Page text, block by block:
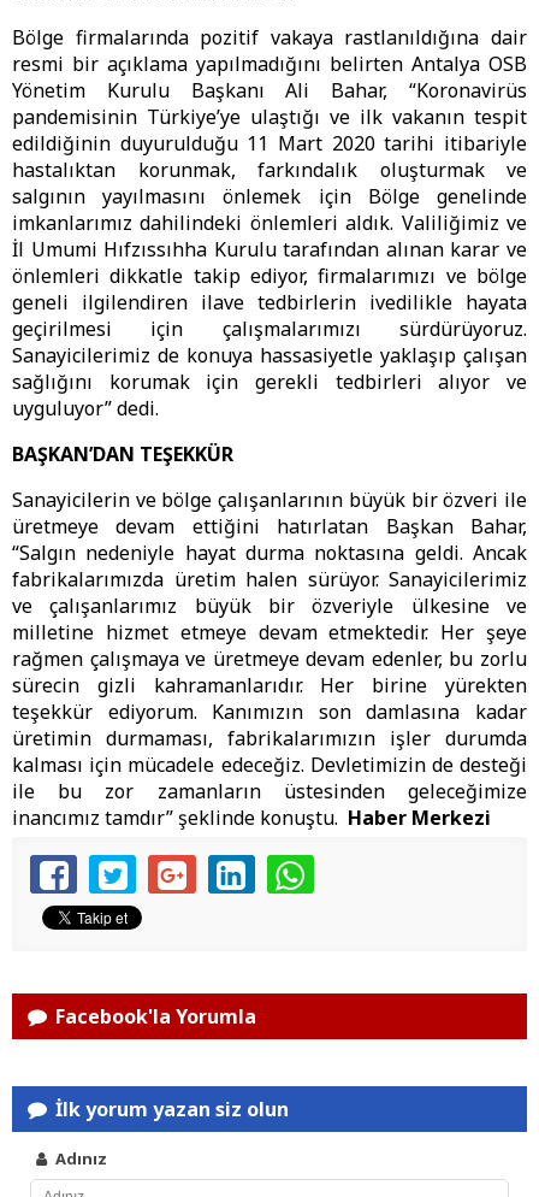
Bölge firmalarında pozitif vakaya rastlanıldığına dair
resmi bir açıklama yapılmadığını belirten Antalya OSB
Yönetim Kurulu Başkanı Ali Bahar, “Koronavirüs
pandemisinin Türkiye’ye ulaştığı ve ilk vakanın tespit
edildiğinin duyurulduğu 11 Mart 2020 tarihi itibariyle
hastalıktan korunmak, farkındalık oluşturmak ve
salgının yayılmasını önlemek için Bölge genelinde
imkanlarımız dahilindeki önlemleri aldık. Valiliğimiz ve
İl Umumi Hıfzıssıhha Kurulu tarafından alınan karar ve
önlemleri dikkatle takip ediyor, firmalarımızı ve bölge
geneli ilgilendiren ilave tedbirlerin ivedilikle hayata
geçirilmesi için çalışmalarımızı sürdürüyoruz.
Sanayicilerimiz de konuya hassasiyetle yaklaşıp çalışan
sağlığını korumak için gerekli tedbirleri alıyor ve
uyguluyor” dedi.
BAŞKAN’DAN TEŞEKKÜR
Sanayicilerin ve bölge çalışanlarının büyük bir özveri ile
üretmeye devam ettiğini hatırlatan Başkan Bahar,
“Salgın nedeniyle hayat durma noktasına geldi. Ancak
fabrikalarımızda üretim halen sürüyor. Sanayicilerimiz
ve çalışanlarımız büyük bir özveriyle ülkesine ve
milletine hizmet etmeye devam etmektedir. Her şeye
rağmen çalışmaya ve üretmeye devam edenler, bu zorlu
sürecin gizli kahramanlarıdır. Her birine yürekten
teşekkür ediyorum. Kanımızın son damlasına kadar
üretimin durmaması, fabrikalarımızın işler durumda
kalması için mücadele edeceğiz. Devletimizin de desteği
ile bu zor zamanların üstesinden geleceğimize
inancımız tamdır” şeklinde konuştu. Haber Merkezi
Facebook'la Yorumla
İlk yorum yazan siz olun
Adınız